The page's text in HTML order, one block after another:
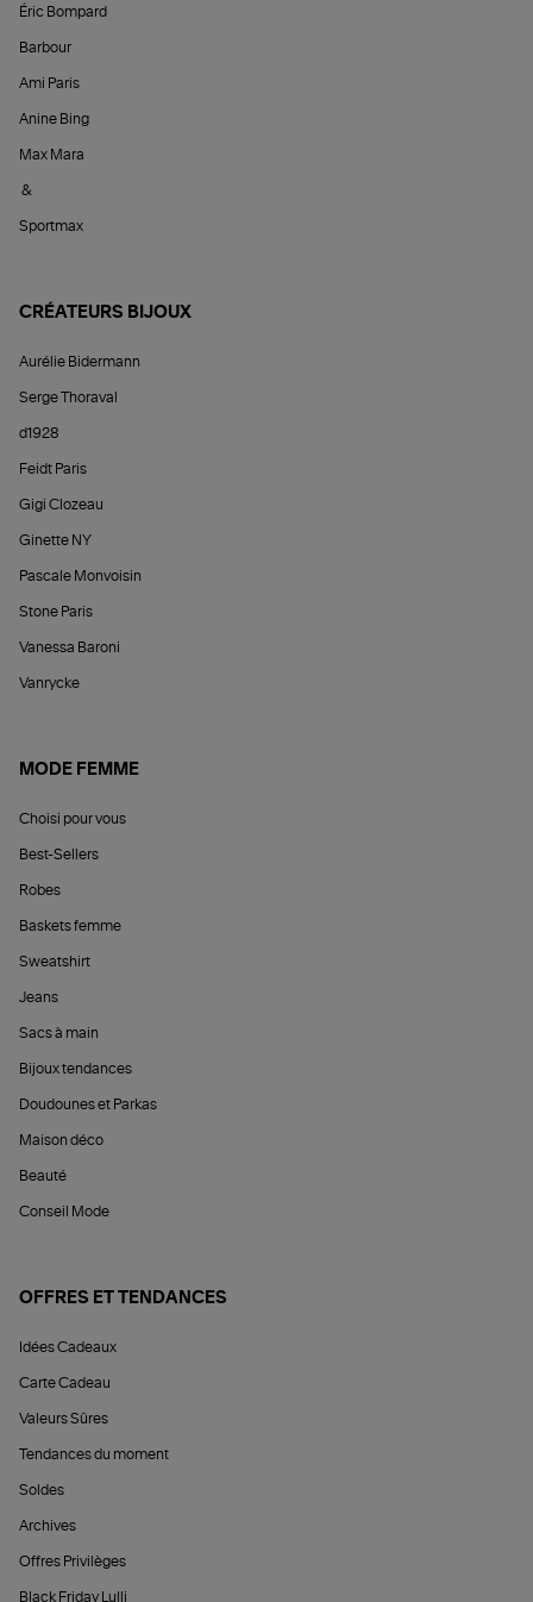
Éric Bompard
Barbour
Ami Paris
Anine Bing
Max Mara
&
Sportmax
CRÉATEURS BIJOUX
Aurélie Bidermann
Serge Thoraval
d1928
Feidt Paris
Gigi Clozeau
Ginette NY
Pascale Monvoisin
Stone Paris
Vanessa Baroni
Vanrycke
MODE FEMME
Choisi pour vous
Best-Sellers
Robes
Baskets femme
Sweatshirt
Jeans
Sacs à main
Bijoux tendances
Doudounes et Parkas
Maison déco
Beauté
Conseil Mode
OFFRES ET TENDANCES
Idées Cadeaux
Carte Cadeau
Valeurs Sûres
Tendances du moment
Soldes
Archives
Offres Privilèges
Black Friday Lulli